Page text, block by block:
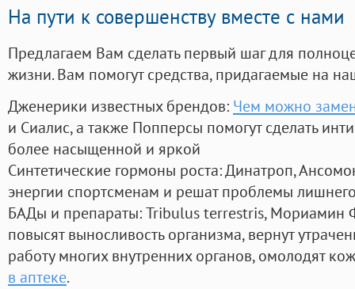
На пути к совершенству вместе с нами
Предлагаем Вам сделать первый шаг для
жизни. Вам помогут средства, придагаемые на
Дженерики известных брендов: Чем можно
и Сиалис, а также Попперсы помогут сделать
более насыщенной и яркой
Синтетические гормоны роста: Динатроп,
энергии спортсменам и решат проблемы
БАДы и препараты:Tribulus terrestris, Мориамин
повысят выносливость организма, вернут
работу многих внутренних органов, омолодят
в аптеке.